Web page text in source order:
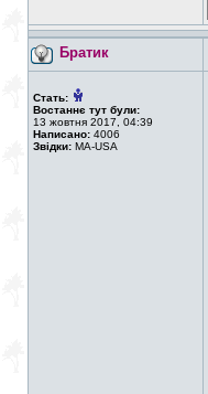
Братик
Стать:
Востаннє тут були:
13 жовтня 2017, 04:39
Написано: 4006
Звідки: MA-USA